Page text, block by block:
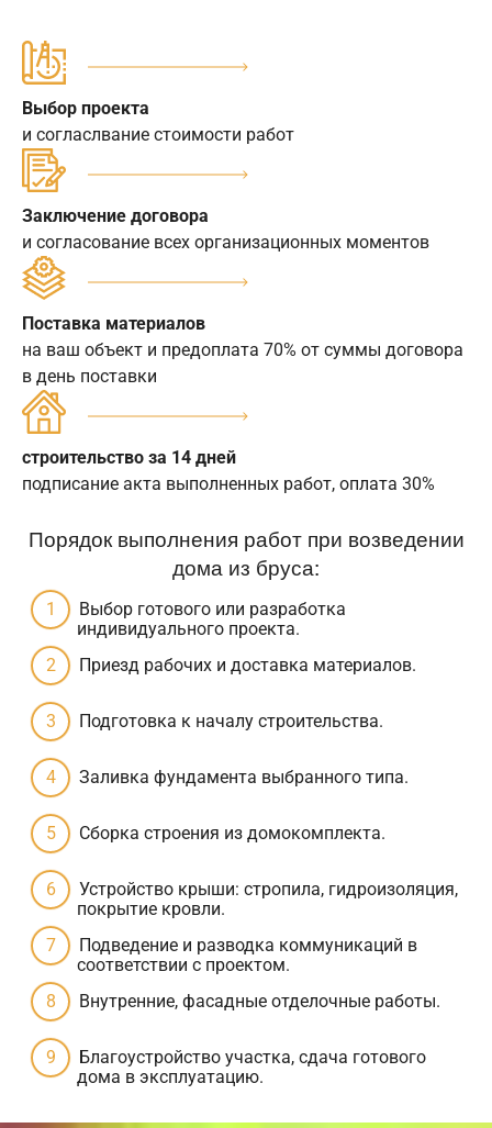
Выбор проекта
и согласлвание стоимости работ
Заключение договора
и согласование всех организационных моментов
Поставка материалов
на ваш объект и предоплата 70% от суммы договора
в день поставки
строительство за 14 дней
подписание акта выполненных работ, оплата 30%
Порядок выполнения работ при возведении
дома из бруса:
Выбор готового или разработка
индивидуального проекта.
Приезд рабочих и доставка материалов.
Подготовка к началу строительства.
Заливка фундамента выбранного типа.
Сборка строения из домокомплекта.
Устройство крыши: стропила, гидроизоляция,
покрытие кровли.
Подведение и разводка коммуникаций в
соответствии с проектом.
Внутренние, фасадные отделочные работы.
Благоустройство участка, сдача готового
дома в эксплуатацию.